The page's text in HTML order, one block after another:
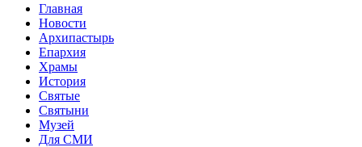
Главная
Новости
Архипастырь
Епархия
Храмы
История
Святые
Святыни
Музей
Для СМИ